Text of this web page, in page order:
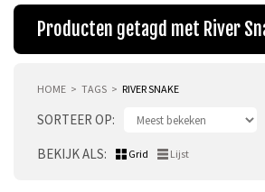
Producten getagd met River
HOME TAGS RIVER SNAKE
SORTEER OP
BEKIJK ALS
Grid Lijst